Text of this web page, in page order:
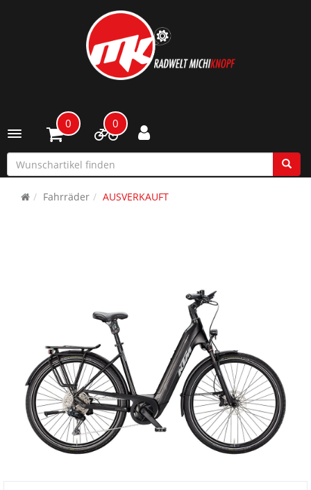
Toggle navigation
0 0
Fahrräder AUSVERKAUFT